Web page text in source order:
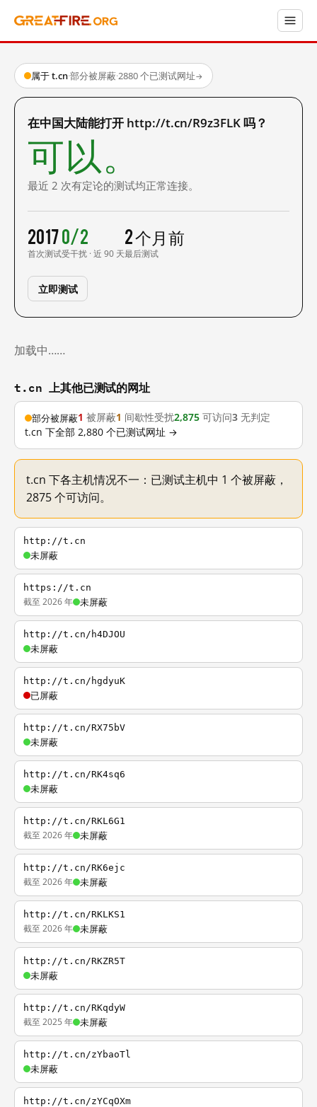
属于 t.cn·部分被屏蔽·2880 个已测试网址→
在中国大陆能打开 http://t.cn/R9z3FLK 吗？
可以。
最近 2 次有定论的测试均正常连接。
2017
首次测试
0/2
受干扰 · 近 90 天
2 个月前
最后测试
立即测试
加载中……
t.cn 上其他已测试的网址
部分被屏蔽1 被屏蔽1 间歇性受扰2,875 可访问3 无判定
t.cn 下全部 2,880 个已测试网址 →
t.cn 下各主机情况不一：已测试主机中 1 个被屏蔽，
2875 个可访问。
http://t.cn
未屏蔽
https://t.cn
截至 2026 年 未屏蔽
http://t.cn/h4DJOU
未屏蔽
http://t.cn/hgdyuK
已屏蔽
http://t.cn/RX75bV
未屏蔽
http://t.cn/RK4sq6
未屏蔽
http://t.cn/RKL6G1
截至 2026 年 未屏蔽
http://t.cn/RK6ejc
截至 2026 年 未屏蔽
http://t.cn/RKLKS1
截至 2026 年 未屏蔽
http://t.cn/RKZR5T
未屏蔽
http://t.cn/RKqdyW
截至 2025 年 未屏蔽
http://t.cn/zYbaoTl
未屏蔽
http://t.cn/zYCqOXm